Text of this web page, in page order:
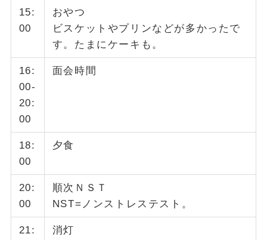
15:
00
おやつ
ビスケットやプリンなどが多かったで
す。たまにケーキも。
16:
00-
20:
00
面会時間
18:
00
夕食
20:
00
順次ＮＳＴ
NST=ノンストレステスト。
21:
消灯